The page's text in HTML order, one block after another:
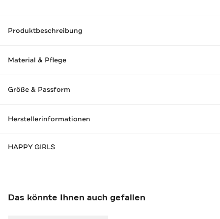
Produktbeschreibung
Material & Pflege
Größe & Passform
Herstellerinformationen
HAPPY GIRLS
Das könnte Ihnen auch gefallen